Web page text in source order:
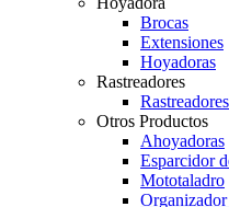
Brocas
Extensiones
Hoyadoras
Rastreadores
Otros Productos
Ahoyadoras
Esparcidor
Mototaladro